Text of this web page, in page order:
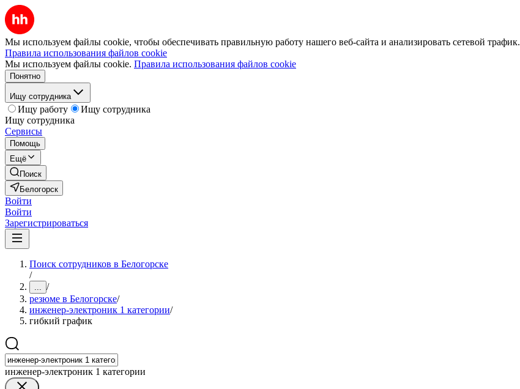
Мы используем файлы cookie, чтобы обеспечивать правильную работу нашего веб-сайта и анализировать сетевой трафик.
Правила использования файлов cookie
Мы используем файлы cookie. Правила использования файлов cookie
Понятно
Ищу сотрудника
Ищу работу
Ищу сотрудника
Ищу сотрудника
Сервисы
Помощь
Ещё
Поиск
Белогорск
Войти
Войти
Зарегистрироваться
Поиск сотрудников в Белогорске
/
... /
резюме в Белогорске/
инженер-электроник 1 категории/
гибкий график
инженер-электроник 1 категории